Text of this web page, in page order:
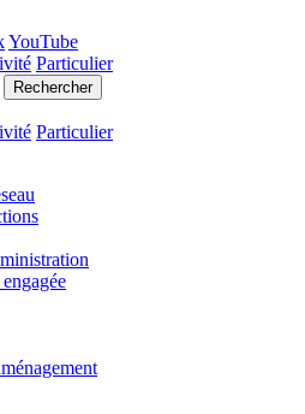
YouTube
Particulier
Particulier